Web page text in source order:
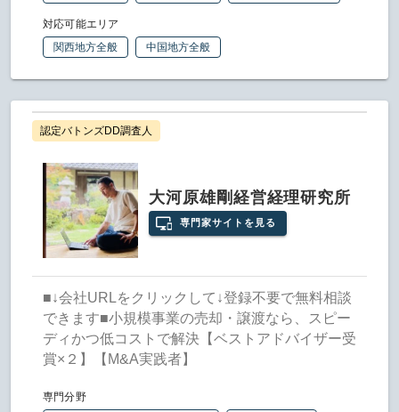
対応可能エリア
関西地方全般
中国地方全般
認定バトンズDD調査人
大河原雄剛経営経理研究所
専門家サイトを見る
■↓会社URLをクリックして↓登録不要で無料相談
できます■小規模事業の売却・譲渡なら、スピー
ディかつ低コストで解決【ベストアドバイザー受
賞×２】【M&A実践者】
専門分野